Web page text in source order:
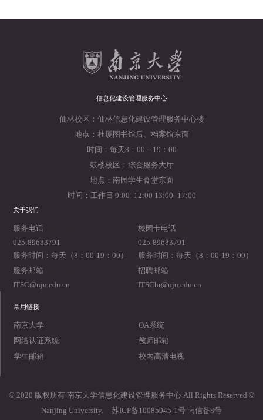
信息化建设管理服务中心
仙林校区：仙林信息化建设管理服务中心楼
地点：杜厦图书馆后、档案馆东面
时间：每天8：00 – 19：00
鼓楼校区：综合服务大厅
地点：南园学生食堂东面
时间：工作日 9:00–12:00 13:00–17:00
关于我们
服务电话
025-89683791
服务时间：每天（8：00-19：00）
校园卡电话
025-89683791
服务时间：每天（8：00-19：00）
服务邮箱
ITSC@nju.edu.cn
招聘邮箱
ITSChr@nju.edu.cn
常用链接
南京大学
OA系统
网络认证系统
教师邮箱
学生邮箱
校内高清电视
© 2020 版权所有 南京大学信息化建设管理服务中心 All Rights Reserved ©
Nanjing University.
苏ICP备10085945-1号 南信备8号